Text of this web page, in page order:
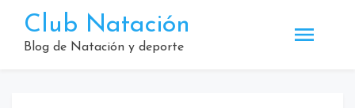
contenido
Club Natación
Blog de Natación y deporte